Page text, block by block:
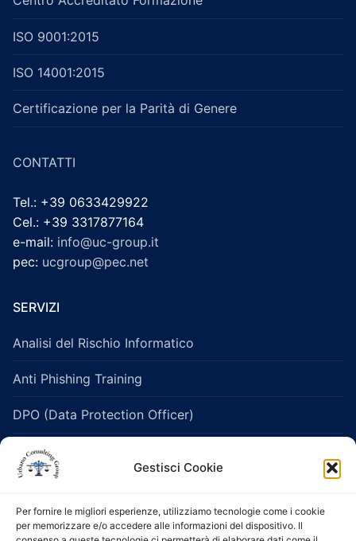
Gestisci Cookie
Per fornire le migliori esperienze, utilizziamo tecnologie come i cookie
per memorizzare e/o accedere alle informazioni del dispositivo. Il
ISO 9001:2015
ISO 14001:2015
Certificazione per la Parità di Genere
CONTATTI
Tel.: +39 0633429922
Cel.: +39 3317877164
e-mail: info@uc-group.it
pec: ucgroup@pec.net
SERVIZI
Analisi del Rischio Informatico
Anti Phishing Training
DPO (Data Protection Officer)
Legislazione Sanitaria e Healthcare
Salute e Sicurezza sui Luoghi di Lavoro